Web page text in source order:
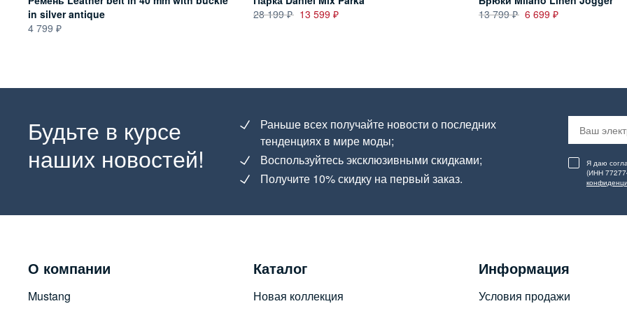
in silver antique
4 799
28 199
13 599
13 799
6 699
Будьте в курсе
наших новостей!
Раньше всех получайте новости о последних
тенденциях в мире моды;
Воспользуйтесь эксклюзивными скидками;
Получите 10% скидку на первый заказ.
Я даю
(ИНН
О компании
Mustang
Каталог
Новая коллекция
Информация
Условия продажи